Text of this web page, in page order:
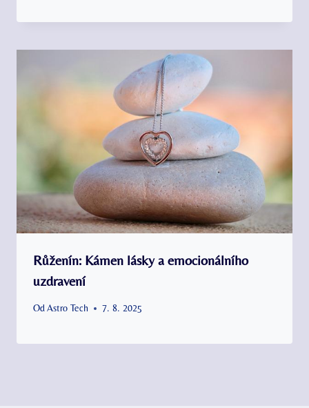
Růženín: Kámen lásky a emocionálního
uzdravení
Od Astro Tech 7. 8. 2025